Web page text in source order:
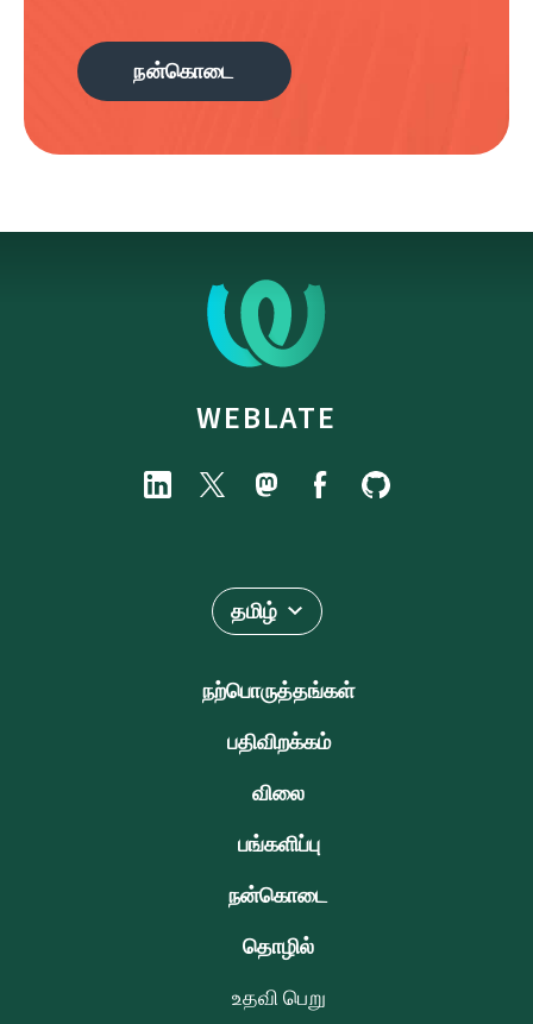
நன்கொடை
WEBLATE
தமிழ்
நற்பொருத்தங்கள்
பதிவிறக்கம்
விலை
பங்களிப்பு
நன்கொடை
தொழில்
உதவி பெறு